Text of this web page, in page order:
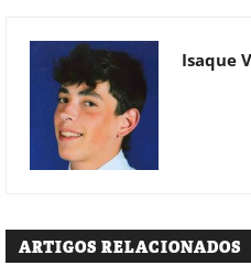
Isaque
ARTIGOS RELACIONADOS